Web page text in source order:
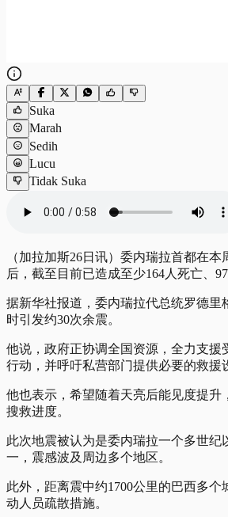
Suka
Marah
Sedih
Lucu
Tidak Suka
（加拉加斯26日讯）委内瑞拉首都在本
后，截至目前已造成至少164人死亡、
据新华社报道，委内瑞拉代总统罗德里
时引发约30次余震。
他说，政府正协调全国资源，全力支援
行动，并呼吁私营部门提供必要的救援
他也表示，希望随着天亮后能见度提升
搜救进度。
此次地震被认为是委内瑞拉一个多世纪
一，震感波及周边多个地区。
此外，距离震中约1700公里的巴西多个
动人员疏散措施。